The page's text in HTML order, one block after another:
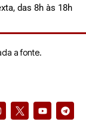
das 8h às 18h
a fonte.